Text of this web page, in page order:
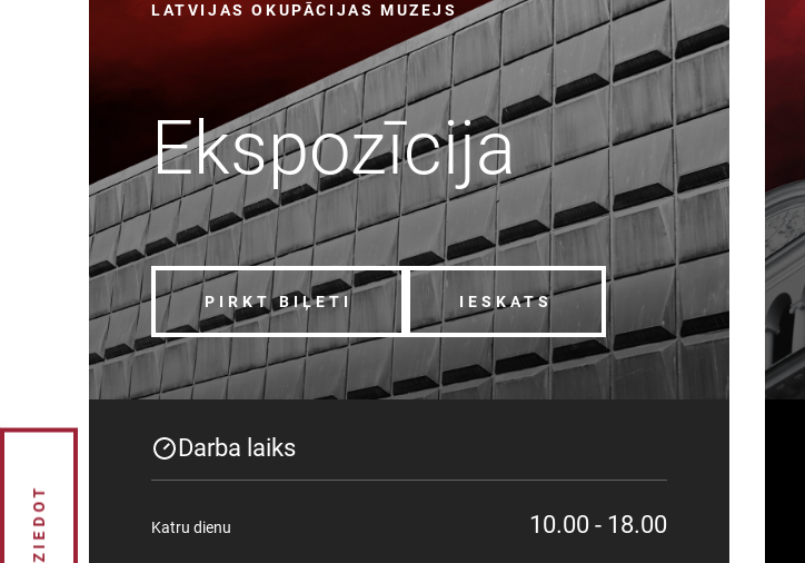
ZIEDOT
LATVIJAS OKUPĀCIJAS MUZEJS
Ekspozīcija
PIRKT BIĻETI IESKATS
Darba laiks
Katru dienu 10.00 - 18.00